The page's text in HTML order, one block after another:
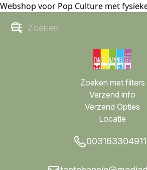
Webshop voor Pop Culture met
Zoeken met filters
Verzend info
Verzend Opties
Locatie